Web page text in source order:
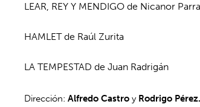
LEAR, REY Y MENDIGO de Nicanor Parra
HAMLET de Raúl Zurita
LA TEMPESTAD de Juan Radrigán
Dirección:Alfredo Castro y Rodrigo Pérez.